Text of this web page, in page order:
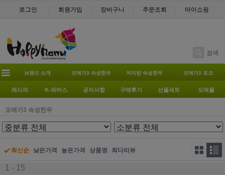
로그인 회원가입 장바구니 주문조회 마이쇼핑
검색
브랜드 소개 오메가3 숙성한우 저지방 숙성한우 오메가3 포크
레시피 K-파머스 공지사항 구매후기 선물세트 도매몰
오메가3 숙성한우
최신순 낮은가격 높은가격 상품명 최다리뷰
1 - 15